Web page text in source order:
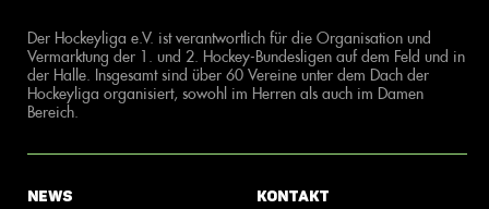
Der Hockeyliga e.V. ist verantwortlich für die Organisation und
Vermarktung der 1. und 2. Hockey-Bundesligen auf dem Feld und in
der Halle. Insgesamt sind über 60 Vereine unter dem Dach der
Hockeyliga organisiert, sowohl im Herren als auch im Damen
Bereich.
News Kontakt